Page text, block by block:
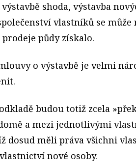
shoda, výstavba
vlastníků se
půdy získalo.
o výstavbě je velmi
budou totiž zcela
a mezi jednotlivými
dosud měli práva všichni
nové osoby.